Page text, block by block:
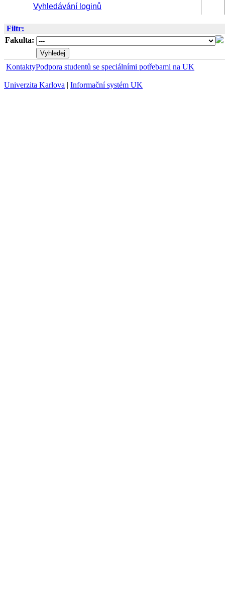
Vyhledávání loginů
Filtr:
Fakulta:
KontaktyPodpora studentů se speciálními potřebami na UK
Univerzita Karlova | Informační systém UK